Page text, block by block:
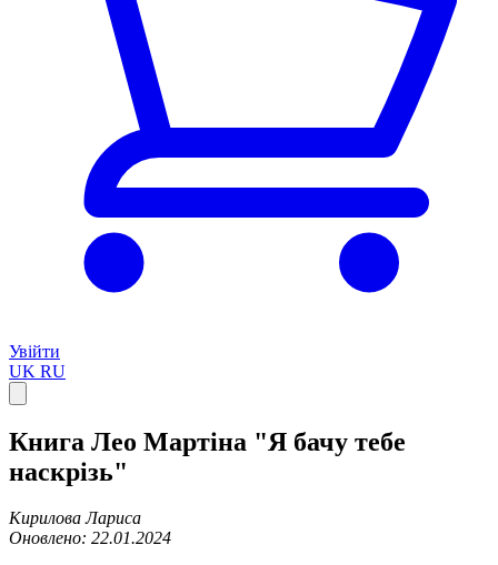
Увійти
UK RU
Книга Лео Мартіна "Я бачу тебе
наскрізь"
Кирилова Лариса
Оновлено: 22.01.2024